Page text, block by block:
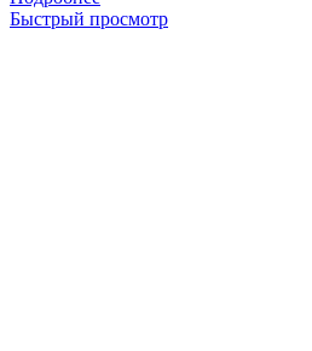
Быстрый просмотр